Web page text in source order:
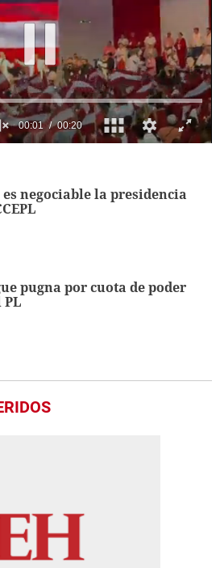
es negociable la presidencia
pugna por cuota de poder
PL